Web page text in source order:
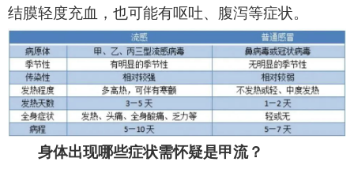
酸性物质的产生，病人往往会出现全身酸痛，主要
为全身性肌肉酸痛、关节疼痛。
特征三：持续的疲乏，虚弱感。
大多数甲流病人发病后精神差，感觉到明显的
疲乏无力，极度的疲劳感导致头晕、整天想睡觉，
四肢无力，无法进行正常的工作、学习。
特征四：胸部压迫感。